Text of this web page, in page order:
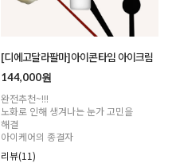
[디에고달라팔마]아이콘타임 아이크림
144,000원
완전추천~!!!
노화로 인해 생겨나는 눈가 고민을
해결
아이케어의 종결자
리뷰(11)